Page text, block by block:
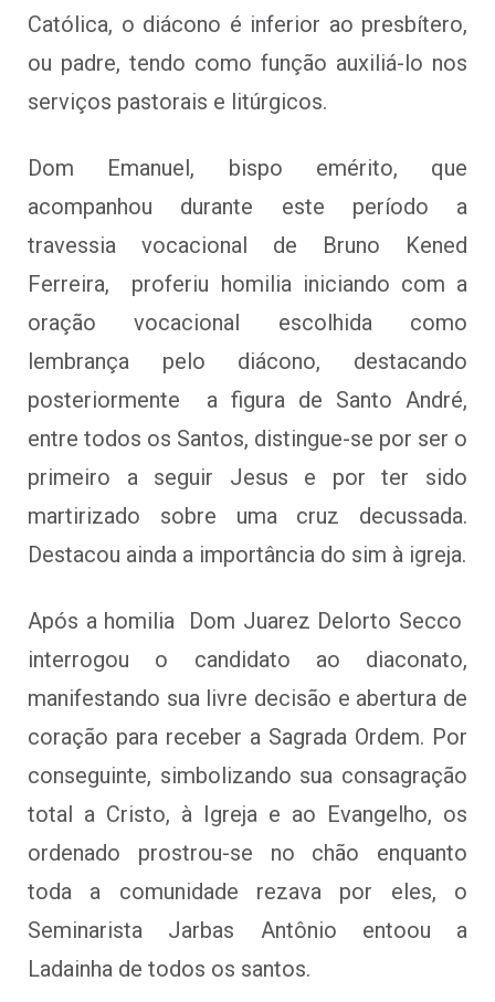
Católica, o diácono é inferior ao presbítero,
ou padre, tendo como função auxiliá-lo nos
serviços pastorais e litúrgicos.
Dom Emanuel, bispo emérito, que
acompanhou durante este período a
travessia vocacional de Bruno Kened
Ferreira, proferiu homilia iniciando com a
oração vocacional escolhida como
lembrança pelo diácono, destacando
posteriormente a figura de Santo André,
entre todos os Santos, distingue-se por ser o
primeiro a seguir Jesus e por ter sido
martirizado sobre uma cruz decussada.
Destacou ainda a importância do sim à igreja.
Após a homilia Dom Juarez Delorto Secco
interrogou o candidato ao diaconato,
manifestando sua livre decisão e abertura de
coração para receber a Sagrada Ordem. Por
conseguinte, simbolizando sua consagração
total a Cristo, à Igreja e ao Evangelho, os
ordenado prostrou-se no chão enquanto
toda a comunidade rezava por eles, o
Seminarista Jarbas Antônio entoou a
Ladainha de todos os santos.